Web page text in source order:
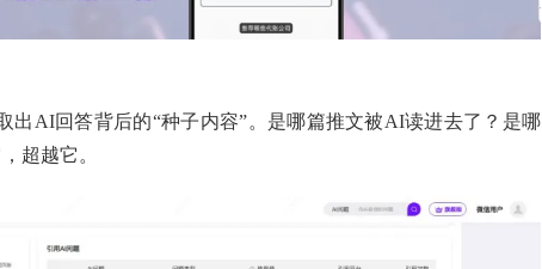
出AI回答背后的“种子内容”。是哪篇推文被AI读进去了？是哪
超越它。